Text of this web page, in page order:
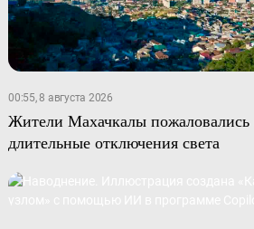
00:55, 8 августа 2026
Жители Махачкалы пожаловались
длительные отключения света